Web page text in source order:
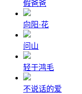
假爸爸
向阳·花
问山
轻于鸿毛
不说话的爱